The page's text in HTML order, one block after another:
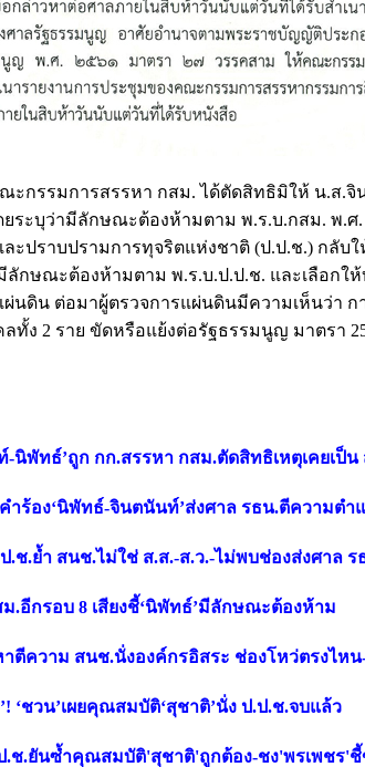
ะกรรมการสรรหา กสม. ได้ตัดสิทธิมิให้ น.ส.
ยระบุว่ามีลักษณะต้องห้ามตาม พ.ร.บ.กสม. พ.ศ
ะปราบปรามการทุจริตแห่งชาติ (ป.ป.ช.) กลับใ
กษณะต้องห้ามตาม พ.ร.บ.ป.ป.ช. และเลือกใ
ผ่นดิน ต่อมาผู้ตรวจการแผ่นดินมีความเห็นว่า
ทั้ง 2 ราย ขัดหรือแย้งต่อรัฐธรรมนูญ มาตรา
นิพัทธ์’ถูก กก.สรรหา กสม.ตัดสิทธิเหตุเคยเป็น
ำร้อง‘นิพัทธ์-จินตนันท์’ส่งศาล รธน.ตีความตำ
ป.ช.ย้ำ สนช.ไม่ใช่ ส.ส.-ส.ว.-ไม่พบช่องส่งศาล ร
.อีกรอบ 8 เสียงชี้‘นิพัทธ์’มีลักษณะต้องห้าม
าตีความ สนช.นั่งองค์กรอิสระ ช่องโหว่ตรงไห
‘ชวน’เผยคุณสมบัติ‘สุชาติ’นั่ง ป.ป.ช.จบแล้ว
.ช.ยันซ้ำคุณสมบัติ'สุชาติ'ถูกต้อง-ชง'พรเพชร'